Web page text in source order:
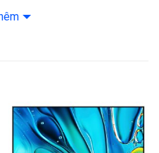
x 3
122.7 cm – Cao 78.8 cm –
xem “vô cực”
kết hợp cùng đường viền siêu